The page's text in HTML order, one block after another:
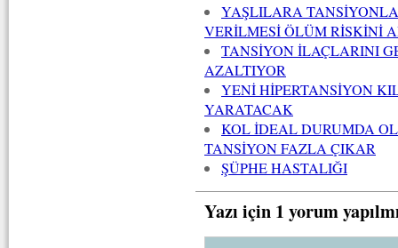
YAŞLILARA
VERİLMESİ ÖLÜM RİSKİNİ
TANSİYON İLAÇLARINI
AZALTIYOR
YENİ HİPERTANSİYON
YARATACAK
KOL İDEAL DURUMDA
TANSİYON FAZLA ÇIKAR
ŞÜPHE HASTALIĞI
Yazı için 1 yorum